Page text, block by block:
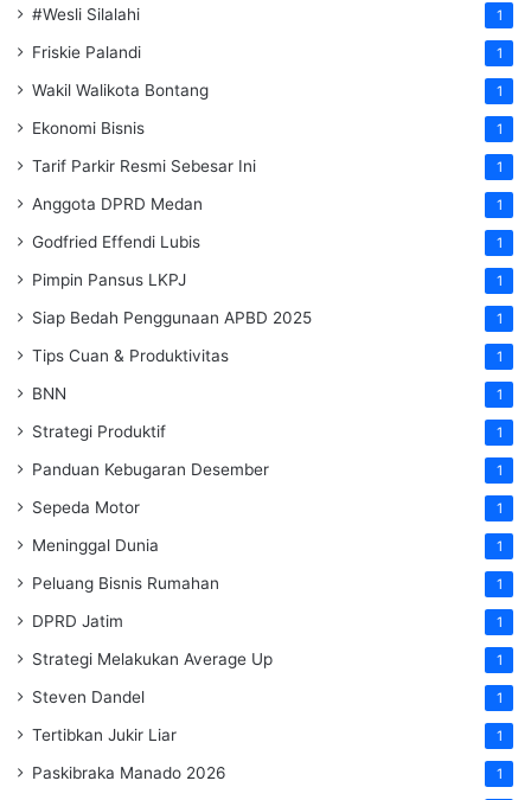
#Wesli Silalahi 1
Friskie Palandi 1
Wakil Walikota Bontang 1
Ekonomi Bisnis 1
Tarif Parkir Resmi Sebesar Ini 1
Anggota DPRD Medan 1
Godfried Effendi Lubis 1
Pimpin Pansus LKPJ 1
Siap Bedah Penggunaan APBD 2025 1
Tips Cuan & Produktivitas 1
BNN 1
Strategi Produktif 1
Panduan Kebugaran Desember 1
Sepeda Motor 1
Meninggal Dunia 1
Peluang Bisnis Rumahan 1
DPRD Jatim 1
Strategi Melakukan Average Up 1
Steven Dandel 1
Tertibkan Jukir Liar 1
Paskibraka Manado 2026 1